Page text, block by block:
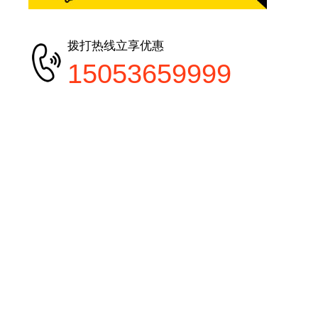
拨打热线立享优惠
15053659999